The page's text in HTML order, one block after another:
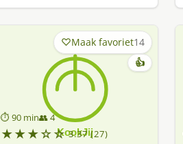
⏱ 90 min👥 4
★★★☆☆ 3.37 (27)
Maak favoriet14
👍